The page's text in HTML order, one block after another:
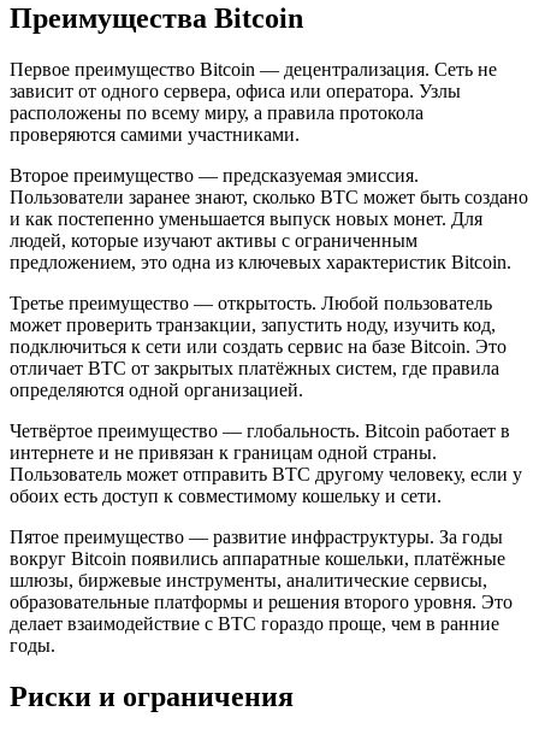
Преимущества Bitcoin
Первое преимущество Bitcoin — децентрализация. Сеть не
зависит от одного сервера, офиса или оператора. Узлы
расположены по всему миру, а правила протокола
проверяются самими участниками.
Второе преимущество — предсказуемая эмиссия.
Пользователи заранее знают, сколько BTC может быть создано
и как постепенно уменьшается выпуск новых монет. Для
людей, которые изучают активы с ограниченным
предложением, это одна из ключевых характеристик Bitcoin.
Третье преимущество — открытость. Любой пользователь
может проверить транзакции, запустить ноду, изучить код,
подключиться к сети или создать сервис на базе Bitcoin. Это
отличает BTC от закрытых платёжных систем, где правила
определяются одной организацией.
Четвёртое преимущество — глобальность. Bitcoin работает в
интернете и не привязан к границам одной страны.
Пользователь может отправить BTC другому человеку, если у
обоих есть доступ к совместимому кошельку и сети.
Пятое преимущество — развитие инфраструктуры. За годы
вокруг Bitcoin появились аппаратные кошельки, платёжные
шлюзы, биржевые инструменты, аналитические сервисы,
образовательные платформы и решения второго уровня. Это
делает взаимодействие с BTC гораздо проще, чем в ранние
годы.
Риски и ограничения